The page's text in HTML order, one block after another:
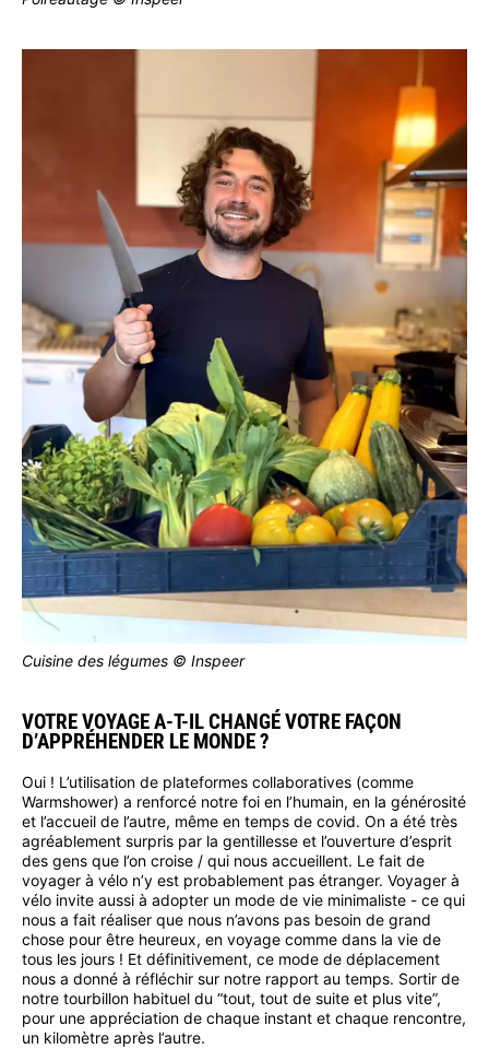
Cuisine des légumes © Inspeer
VOTRE VOYAGE A-T-IL CHANGÉ VOTRE FAÇON
D’APPRÉHENDER LE MONDE ?
Oui ! L’utilisation de plateformes collaboratives (comme
Warmshower) a renforcé notre foi en l’humain, en la générosité
et l’accueil de l’autre, même en temps de covid. On a été très
agréablement surpris par la gentillesse et l’ouverture d’esprit
des gens que l’on croise / qui nous accueillent. Le fait de
voyager à vélo n’y est probablement pas étranger. Voyager à
vélo invite aussi à adopter un mode de vie minimaliste - ce qui
nous a fait réaliser que nous n’avons pas besoin de grand
chose pour être heureux, en voyage comme dans la vie de
tous les jours ! Et définitivement, ce mode de déplacement
nous a donné à réfléchir sur notre rapport au temps. Sortir de
notre tourbillon habituel du “tout, tout de suite et plus vite”,
pour une appréciation de chaque instant et chaque rencontre,
un kilomètre après l’autre.